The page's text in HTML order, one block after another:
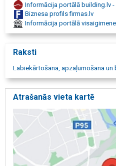
Informācija portālā building.lv
Biznesa profils firmas.lv
Informācija portālā
Raksti
Labiekārtošana, apzaļumošana un
Atrašanās vieta kartē